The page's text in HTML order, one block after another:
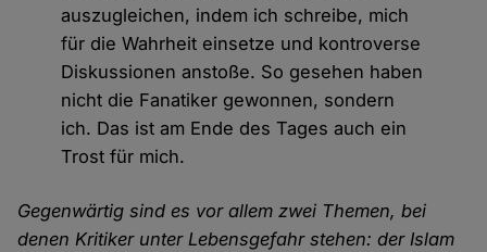
auszugleichen, indem ich schreibe, mich
für die Wahrheit einsetze und kontroverse
Diskussionen anstoße. So gesehen haben
nicht die Fanatiker gewonnen, sondern
ich. Das ist am Ende des Tages auch ein
Trost für mich.
Gegenwärtig sind es vor allem zwei Themen, bei
denen Kritiker unter Lebensgefahr stehen: der Islam